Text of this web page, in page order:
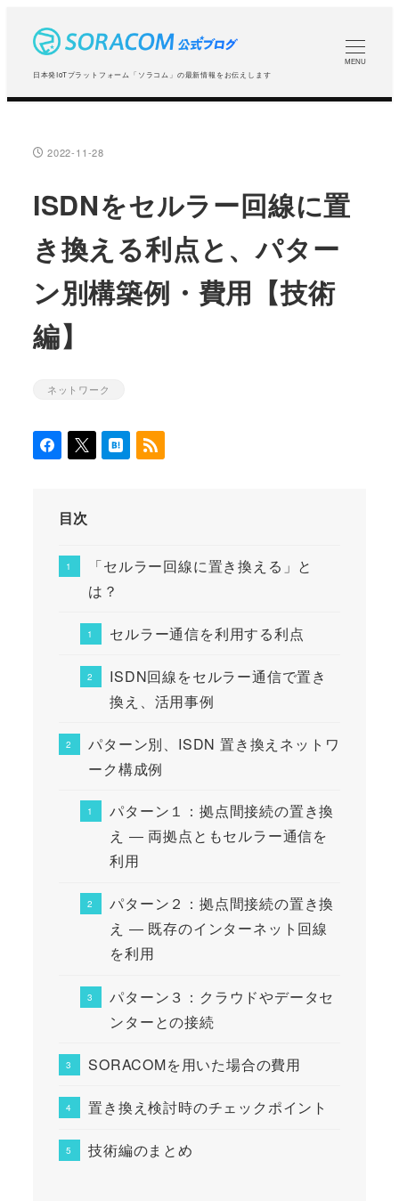
コ
日本発IoTプラットフォーム「ソラコム」の最新情報をお伝えします
MENU
投稿日
2022-11-28
ISDNをセルラー回線に置
き換える利点と、パター
ン別構築例・費用【技術
編】
カテゴリー
ネットワーク
目次
「セルラー回線に置き換える」と
は？
セルラー通信を利用する利点
ISDN回線をセルラー通信で置き
換え、活用事例
パターン別、ISDN 置き換えネットワ
ーク構成例
パターン１：拠点間接続の置き換
え ― 両拠点ともセルラー通信を
利用
パターン２：拠点間接続の置き換
え ― 既存のインターネット回線
を利用
パターン３：クラウドやデータセ
ンターとの接続
SORACOMを用いた場合の費用
置き換え検討時のチェックポイント
技術編のまとめ